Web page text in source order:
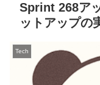
Sprint 268ア
ットアップの
Tech